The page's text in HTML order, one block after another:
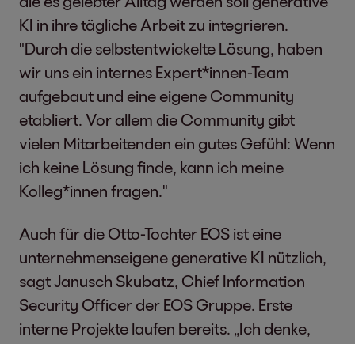
KI in ihre tägliche Arbeit zu integrieren.
"Durch die selbstentwickelte Lösung, haben
wir uns ein internes Expert*innen-Team
aufgebaut und eine eigene Community
etabliert. Vor allem die Community gibt
vielen Mitarbeitenden ein gutes Gefühl: Wenn
ich keine Lösung finde, kann ich meine
Kolleg*innen fragen."
Auch für die Otto-Tochter EOS ist eine
unternehmenseigene generative KI nützlich,
sagt Janusch Skubatz, Chief Information
Security Officer der EOS Gruppe. Erste
interne Projekte laufen bereits. „Ich denke,